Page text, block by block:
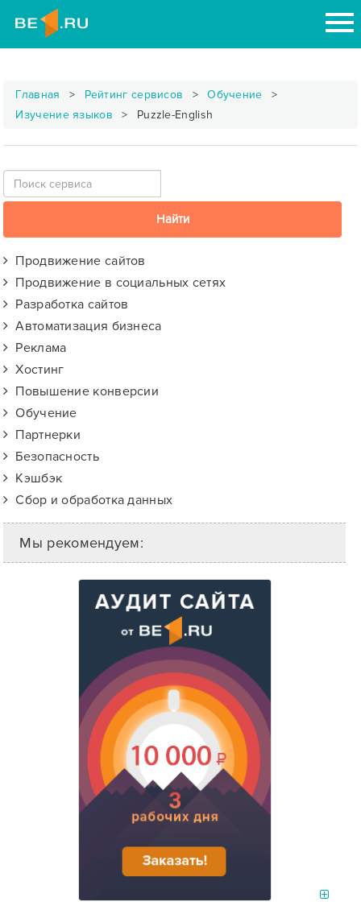
Главная Рейтинг сервисов
Обучение
Изучение языков
Puzzle-English
Продвижение сайтов
Продвижение в социальных сетях
Разработка сайтов
Автоматизация бизнеса
Реклама
Хостинг
Повышение конверсии
Обучение
Партнерки
Безопасность
Кэшбэк
Сбор и обработка данных
Мы рекомендуем: